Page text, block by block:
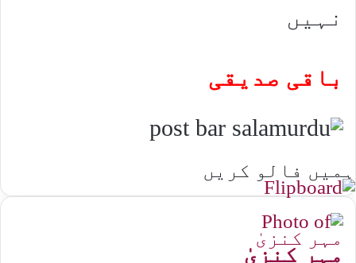
نہیں
باقی صدیقی
ہمیں فالو کریں
مہر کنزیٰ